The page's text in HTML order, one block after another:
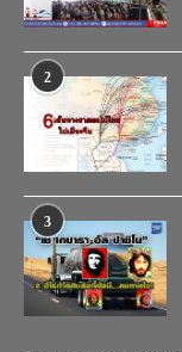
2
3